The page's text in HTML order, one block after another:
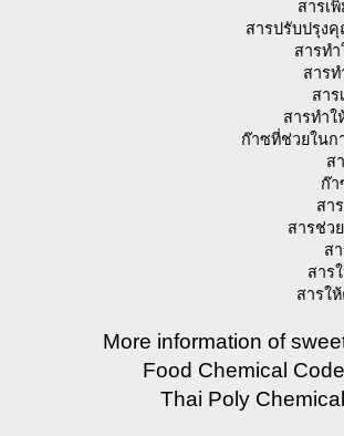
สารเ
สารปรับปรุงคุ
สารทำ
สารท
สาร
สารทำใ
ก๊าซที่ช่วยในก
ส
ก๊า
สา
สารช่ว
ส
สาร
สารใ
More information of
Food Chemical
Thai Poly